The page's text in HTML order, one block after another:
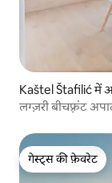
Kaštel Štafilić में
लग्ज़री बीचफ़्रंट
गेस्ट्स की फ़ेवरेट
गेस्ट्स की फ़ेवरेट